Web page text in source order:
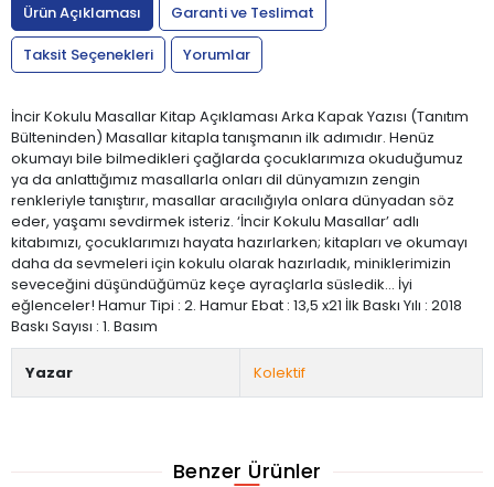
Ürün Açıklaması
Garanti ve Teslimat
Taksit Seçenekleri
Yorumlar
İncir Kokulu Masallar Kitap Açıklaması Arka Kapak Yazısı (Tanıtım
Bülteninden) Masallar kitapla tanışmanın ilk adımıdır. Henüz
okumayı bile bilmedikleri çağlarda çocuklarımıza okuduğumuz
ya da anlattığımız masallarla onları dil dünyamızın zengin
renkleriyle tanıştırır, masallar aracılığıyla onlara dünyadan söz
eder, yaşamı sevdirmek isteriz. ‘İncir Kokulu Masallar’ adlı
kitabımızı, çocuklarımızı hayata hazırlarken; kitapları ve okumayı
daha da sevmeleri için kokulu olarak hazırladık, miniklerimizin
seveceğini düşündüğümüz keçe ayraçlarla süsledik… İyi
eğlenceler! Hamur Tipi : 2. Hamur Ebat : 13,5 x21 İlk Baskı Yılı : 2018
Baskı Sayısı : 1. Basım
Yazar Kolektif
Benzer Ürünler